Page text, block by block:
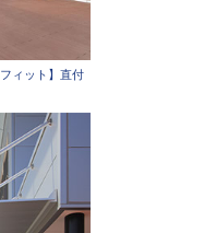
ィット】直付